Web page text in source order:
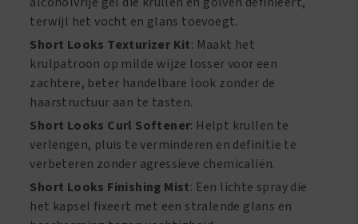
terwijl het vocht en glans toevoegt.
Short Looks Texturizer Kit: Maakt het
krulpatroon op milde wijze losser voor een
zachtere, beter handelbare look zonder de
haarstructuur aan te tasten.
Short Looks Curl Softener: Helpt krullen te
verlengen, pluis te verminderen en definitie te
verbeteren zonder agressieve chemicaliën.
Short Looks Finishing Mist: Een lichte spray die
het kapsel fixeert met een stralende glans en